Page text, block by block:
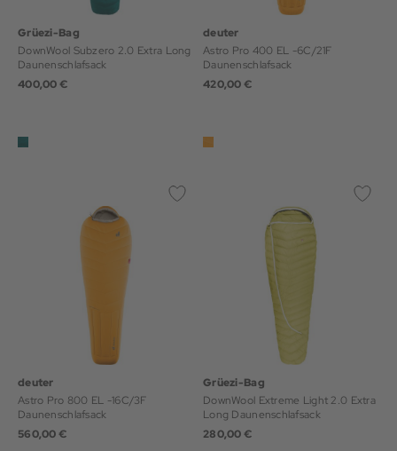
Grüezi-Bag
DownWool Subzero 2.0 Extra Long
Daunenschlafsack
400,00 €
deuter
Astro Pro 400 EL -6C/21F
Daunenschlafsack
420,00 €
deuter
Astro Pro 800 EL -16C/3F
Daunenschlafsack
560,00 €
Grüezi-Bag
DownWool Extreme Light 2.0 Extra
Long Daunenschlafsack
280,00 €